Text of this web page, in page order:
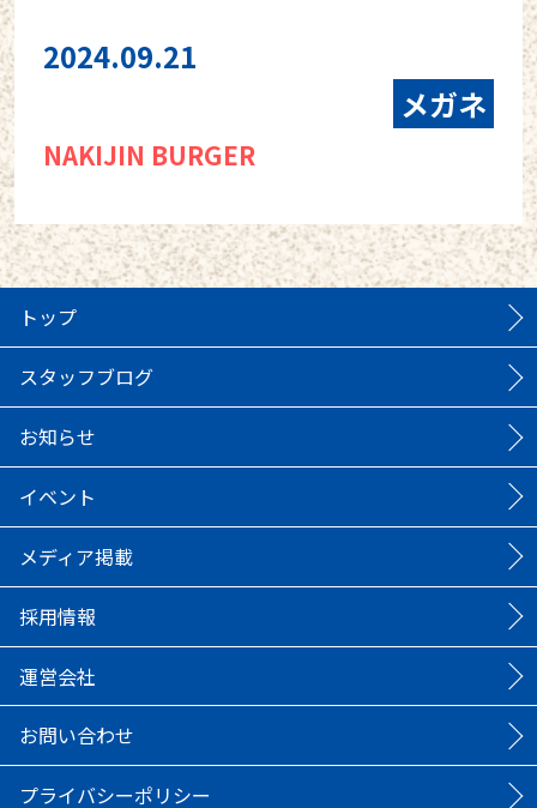
2024.09.21
メガネ
NAKIJIN BURGER
トップ
スタッフブログ
お知らせ
イベント
メディア掲載
採用情報
運営会社
お問い合わせ
プライバシーポリシー